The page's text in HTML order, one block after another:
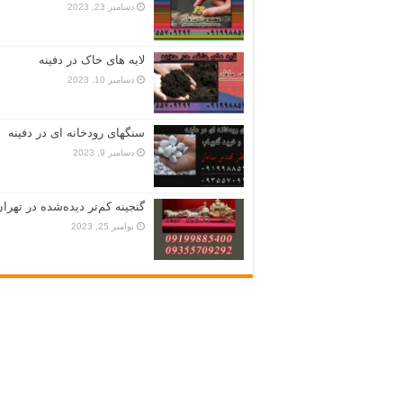
دسامبر 23, 2023
لایه های خاک در دفینه
دسامبر 10, 2023
سنگهای رودخانه ای در دفینه
دسامبر 9, 2023
گنجینه کم‌تر دیده‌شده در
نوامبر 25, 2023